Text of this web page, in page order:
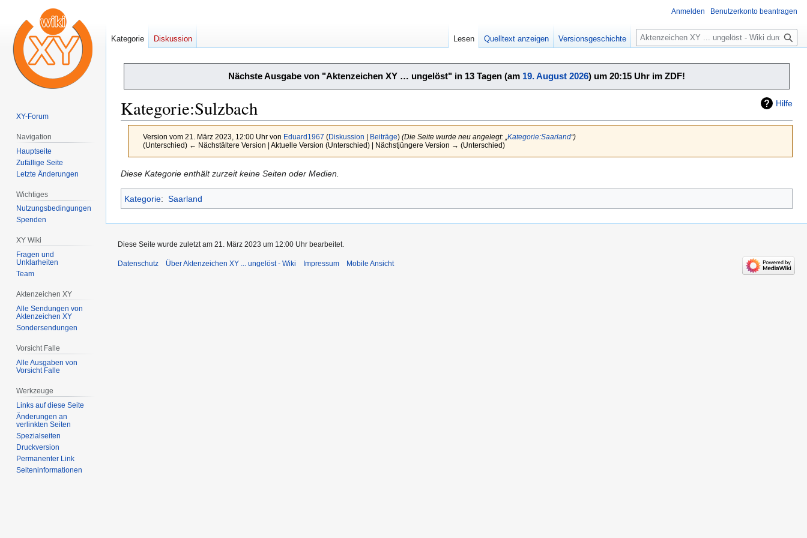
Nächste Ausgabe von "Aktenzeichen XY … ungelöst" in 13 Tagen (am 19. August 2026) um 20:15 Uhr im ZDF!
Hilfe
Kategorie:Sulzbach
Version vom 21. März 2023, 12:00 Uhr von Eduard1967 (Diskussion | Beiträge) (Die Seite wurde neu angelegt: „ Kategorie:Saarland“)
(Unterschied) ← Nächstältere Version | Aktuelle Version (Unterschied) | Nächstjüngere Version → (Unterschied)
Zur
springen
Zur
springen
Diese Kategorie enthält zurzeit keine Seiten oder Medien.
Kategorie: Saarland
Anmelden Benutzerkonto beantragen
Kategorie Diskussion Lesen Quelltext anzeigen Versionsgeschichte
Suche
XY-Forum
Navigation
Hauptseite
Zufällige Seite
Letzte Änderungen
Wichtiges
Nutzungsbedingungen
Spenden
XY Wiki
Fragen und
Unklarheiten
Team
Aktenzeichen XY
Alle Sendungen von
Aktenzeichen XY
Sondersendungen
Vorsicht Falle
Alle Ausgaben von
Vorsicht Falle
Werkzeuge
Links auf diese Seite
Änderungen an
verlinkten Seiten
Spezialseiten
Druckversion
Permanenter Link
Seiten­­informationen
Diese Seite wurde zuletzt am 21. März 2023 um 12:00 Uhr bearbeitet.
Datenschutz Über Aktenzeichen XY ... ungelöst - Wiki Impressum Mobile Ansicht